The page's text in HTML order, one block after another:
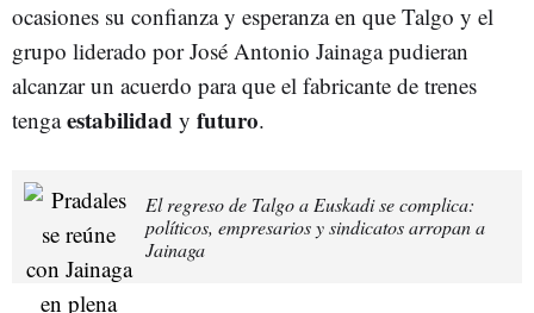
ocasiones su confianza y esperanza en que Talgo y el
grupo liderado por José Antonio Jainaga pudieran
alcanzar un acuerdo para que el fabricante de trenes
tengaestabilidad y futuro.
El regreso de Talgo a Euskadi se complica:
políticos, empresarios y sindicatos arropan a
Jainaga